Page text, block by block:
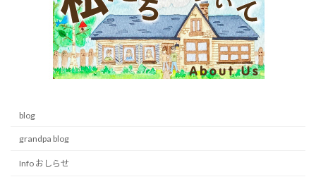
blog
grandpa blog
Info おしらせ